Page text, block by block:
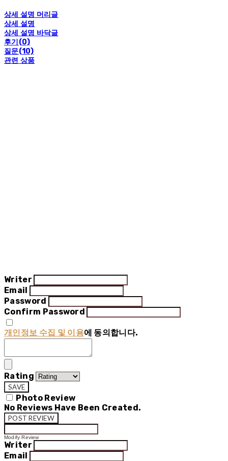
상세 설명 머리글
상세 설명
상세 설명 바닥글
후기(0)
질문(10)
관련 상품
Writer
Email
Password
Confirm Password
개인정보 수집 및 이용에 동의합니다.
Rating
SAVE
Photo Review
No Reviews Have Been Created.
POST REVIEW
Modify Review
Writer
Email